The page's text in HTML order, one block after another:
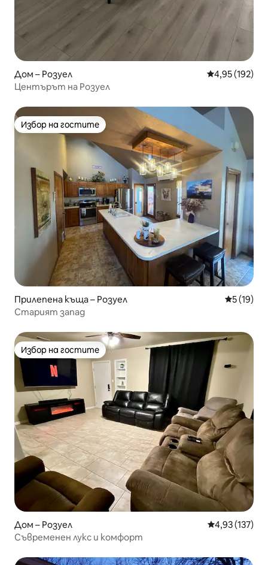
Дом – Розуел Средна
4,95 (192)
Центърът на Розуел
Избор на гостите
Избор на гостите
Прилепена къща – Розуел Средна
5 (19)
Старият запад
Избор на гостите
Избор на гостите
Дом – Розуел Средна
4,93 (137)
Съвременен лукс и комфорт